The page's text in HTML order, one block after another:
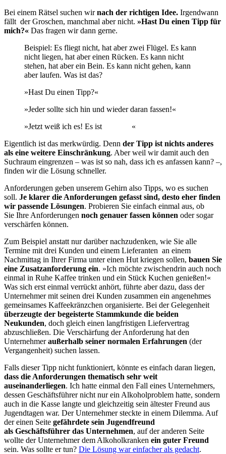
Bei einem Rätsel suchen wirnach der richtigen Idee. Irgendwann
fällt der Groschen, manchmal aber nicht. »Hast Du einen Tipp für
mich?« Das fragen wir dann gerne.
Beispiel: Es fliegt nicht, hat aber zwei Flügel. Es kann
nicht liegen, hat aber einen Rücken. Es kann nicht
stehen, hat aber ein Bein. Es kann nicht gehen, kann
aber laufen. Was ist das?
»Hast Du einen Tipp?«
»Jeder sollte sich hin und wieder daran fassen!«
»Jetzt weiß ich es! Es ist
«
Eigentlich ist das merkwürdig. Denn der Tipp ist nichts anderes
als eine weitere Einschränkung. Aber weil wir damit auch den
Suchraum eingrenzen – was ist so nah, dass ich es anfassen kann? –,
finden wir die Lösung schneller.
Anforderungen geben unserem Gehirn also Tipps, wo es suchen
soll. Je klarer die Anforderungen gefasst sind, desto eher finden
wir passende Lösungen. Probieren Sie einfach einmal aus, ob
Sie Ihre Anforderungen noch genauer fassen können oder sogar
verschärfen können.
Zum Beispiel anstatt nur darüber nachzudenken, wie Sie alle
Termine mit drei Kunden und einem Lieferanten an einem
Nachmittag in Ihrer Firma unter einen Hut kriegen sollen, bauen Sie
eine Zusatzanforderung ein. »Ich möchte zwischendrin auch noch
einmal in Ruhe Kaffee trinken und ein Stück Kuchen genießen!«
Was sich erst einmal verrückt anhört, führte aber dazu, dass der
Unternehmer mit seinen drei Kunden zusammen ein angenehmes
gemeinsames Kaffeekränzchen organisierte. Bei der Gelegenheit
überzeugte der begeisterte Stammkunde die beiden
Neukunden, doch gleich einen langfristigen Liefervertrag
abzuschließen. Die Verschärfung der Anforderung hat den
Unternehmeraußerhalb seiner normalen Erfahrungen (der
Vergangenheit) suchen lassen.
Falls dieser Tipp nicht funktioniert, könnte es einfach daran liegen,
dass die Anforderungen thematisch sehr weit
auseinanderliegen. Ich hatte einmal den Fall eines Unternehmers,
dessen Geschäftsführer nicht nur ein Alkoholproblem hatte, sondern
auch in die Kasse langte und gleichzeitig sein ältester Freund aus
Jugendtagen war. Der Unternehmer steckte in einem Dilemma. Auf
der einen Seite gefährdete sein Jugendfreund
als Geschäftsführer das Unternehmen, auf der anderen Seite
wollte der Unternehmer dem Alkoholkranken ein guter Freund
sein. Was sollte er tun? Die Lösung war einfacher als gedacht.